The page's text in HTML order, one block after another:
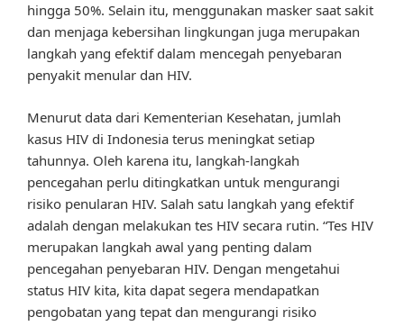
hingga 50%. Selain itu, menggunakan masker saat sakit
dan menjaga kebersihan lingkungan juga merupakan
langkah yang efektif dalam mencegah penyebaran
penyakit menular dan HIV.
Menurut data dari Kementerian Kesehatan, jumlah
kasus HIV di Indonesia terus meningkat setiap
tahunnya. Oleh karena itu, langkah-langkah
pencegahan perlu ditingkatkan untuk mengurangi
risiko penularan HIV. Salah satu langkah yang efektif
adalah dengan melakukan tes HIV secara rutin. “Tes HIV
merupakan langkah awal yang penting dalam
pencegahan penyebaran HIV. Dengan mengetahui
status HIV kita, kita dapat segera mendapatkan
pengobatan yang tepat dan mengurangi risiko